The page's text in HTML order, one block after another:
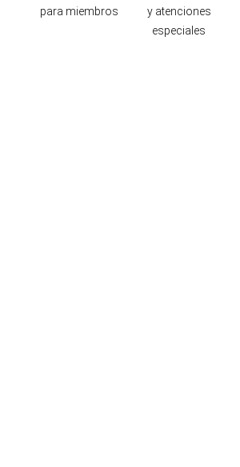
para miembros
y atenciones
especiales